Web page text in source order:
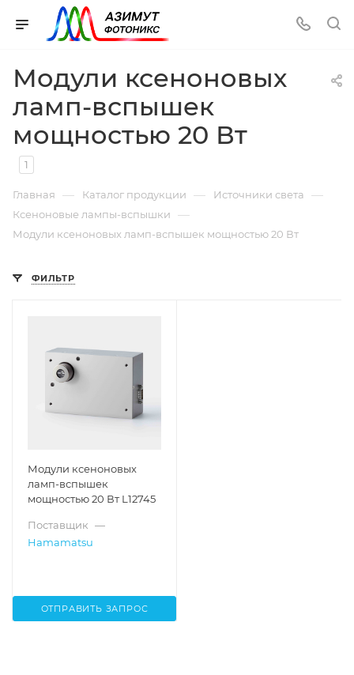
Модули ксеноновых
ламп-вспышек
мощностью 20 Вт
1
Главная — Каталог продукции — Источники света —
Ксеноновые лампы-вспышки —
Модули ксеноновых ламп-вспышек мощностью 20 Вт
ФИЛЬТР
Модули ксеноновых
ламп-вспышек
мощностью 20 Вт L12745
Поставщик —
Hamamatsu
ОТПРАВИТЬ ЗАПРОС